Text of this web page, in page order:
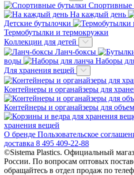
Спортивные
На каждый день
Детские бутылочки
Термобутылки и термокружки
Коллекции для детей
Ланч-боксы
воды
Наборы
Для хранения вещей
Контейнеры и органайзеры для
Контейнеры и органайзеры для
хранения вещей
О бренде Пользовательское
доставка 8 495 409-22-88
©Sistema Plastics. Официальный
России. По вопросам оптовых
обращайтесь в отдел продаж по